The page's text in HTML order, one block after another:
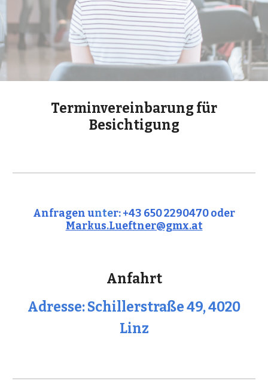
Terminvereinbarung für
Besichtigung
Anfragen unter: +43 650 2290470 oder
Markus.Lueftner@gmx.at
Anfahrt
Adresse: Schillerstraße 49, 4020
Linz